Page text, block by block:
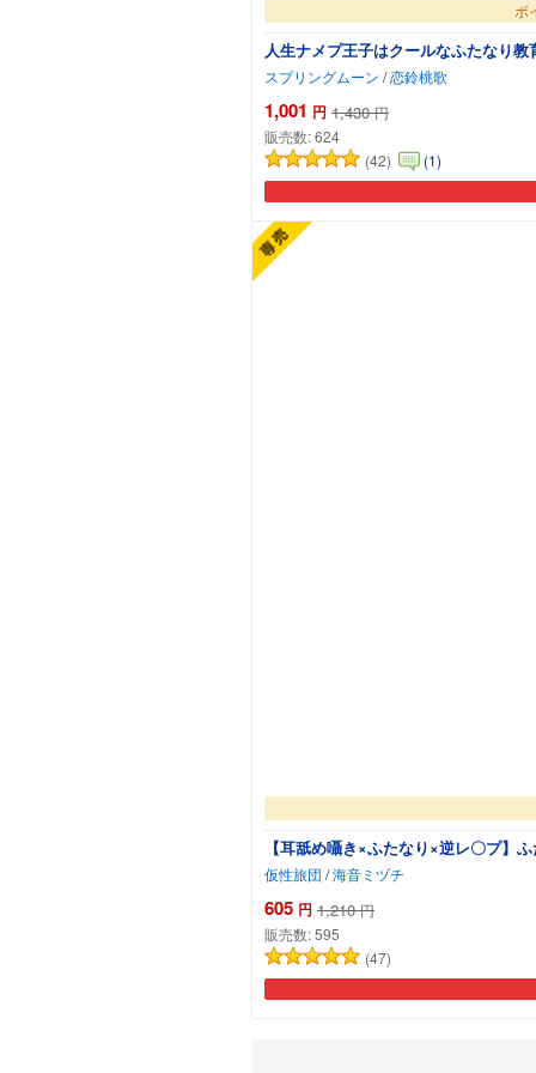
ボ
人生ナメプ王子はクールなふたなり
スプリングムーン /恋鈴桃歌
1,001 円 1,430 円
販売数:624
(42)
(1)
【耳舐め囁き×ふたなり×逆レ〇プ】
仮性旅団 /海音ミヅチ
605 円 1,210 円
販売数:595
(47)